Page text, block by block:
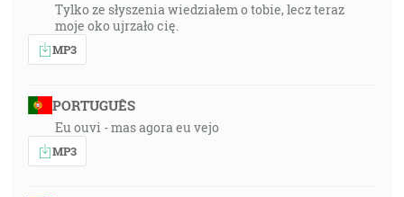
Tylko ze słyszenia wiedziałem o tobie, lecz teraz
moje oko ujrzało cię.
MP3
PORTUGUÊS
Eu ouvi - mas agora eu vejo
MP3